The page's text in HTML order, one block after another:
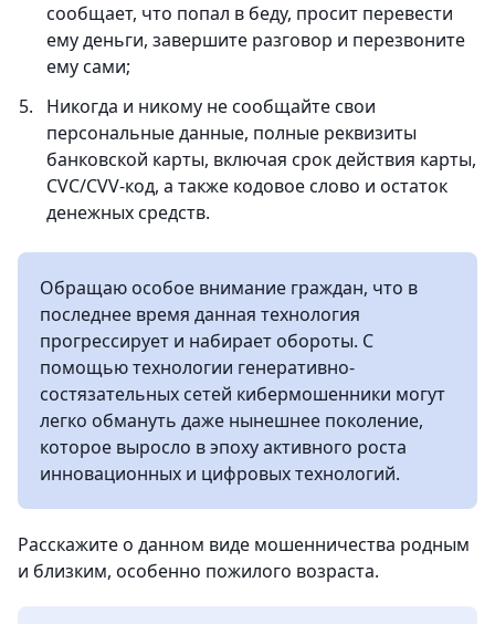
сообщает, что попал в беду, просит перевести
ему деньги, завершите разговор и перезвоните
ему сами;
Никогда и никому не сообщайте свои
персональные данные, полные реквизиты
банковской карты, включая срок действия карты,
CVC/CVV-код, а также кодовое слово и остаток
денежных средств.
Обращаю особое внимание граждан, что в
последнее время данная технология
прогрессирует и набирает обороты. С
помощью технологии генеративно-
состязательных сетей кибермошенники могут
легко обмануть даже нынешнее поколение,
которое выросло в эпоху активного роста
инновационных и цифровых технологий.
Расскажите о данном виде мошенничества родным
и близким, особенно пожилого возраста.